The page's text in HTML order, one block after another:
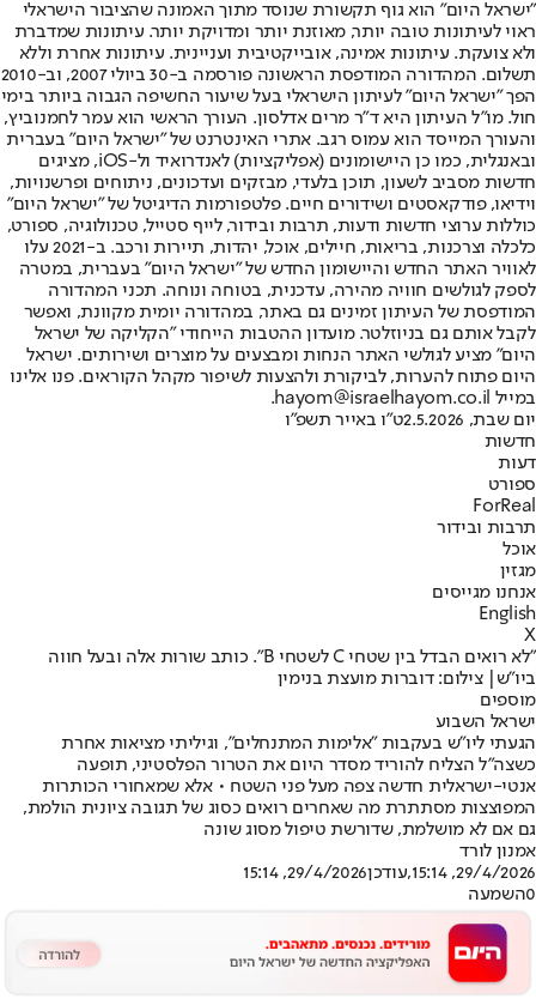
"ישראל היום" הוא גוף תקשורת שנוסד מתוך האמונה שהציבור הישראלי
ראוי לעיתונות טובה יותר, מאוזנת יותר ומדויקת יותר. עיתונות שמדברת
ולא צועקת. עיתונות אמינה, אובייקטיבית ועניינית. עיתונות אחרת וללא
תשלום. המהדורה המודפסת הראשונה פורסמה ב-30 ביולי 2007, וב-2010
הפך "ישראל היום" לעיתון הישראלי בעל שיעור החשיפה הגבוה ביותר בימי
חול. מו"ל העיתון היא ד"ר מרים אדלסון. העורך הראשי הוא עמר לחמנוביץ,
והעורך המייסד הוא עמוס רגב. אתרי האינטרנט של "ישראל היום" בעברית
ובאנגלית, כמו כן היישומונים (אפליקציות) לאנדרואיד ול-iOS, מציגים
חדשות מסביב לשעון, תוכן בלעדי, מבזקים ועדכונים, ניתוחים ופרשנויות,
וידיאו, פודקאסטים ושידורים חיים. פלטפורמות הדיגיטל של "ישראל היום"
כוללות ערוצי חדשות ודעות, תרבות ובידור, לייף סטייל, טכנולוגיה, ספורט,
כלכלה וצרכנות, בריאות, חיילים, אוכל, יהדות, תיירות ורכב. ב-2021 עלו
לאוויר האתר החדש והיישומון החדש של "ישראל היום" בעברית, במטרה
לספק לגולשים חוויה מהירה, עדכנית, בטוחה ונוחה. תכני המהדורה
המודפסת של העיתון זמינים גם באתר, במהדורה יומית מקוונת, ואפשר
לקבל אותם גם בניוזלטר. מועדון ההטבות הייחודי "הקליקה של ישראל
היום" מציע לגולשי האתר הנחות ומבצעים על מוצרים ושירותים. ישראל
היום פתוח להערות, לביקורת ולהצעות לשיפור מקהל הקוראים. פנו אלינו
במייל hayom@israelhayom.co.il.
יום שבת, 2.5.2026
ט"ו באייר תשפ"ו
חדשות
דעות
ספורט
ForReal
תרבות ובידור
אוכל
מגזין
אנחנו מגייסים
English
X
"לא רואים הבדל בין שטחי C לשטחי B". כותב שורות אלה ובעל חווה
ביו"ש| צילום: דוברות מועצת בנימין
מוספים
ישראל השבוע
הגעתי ליו"ש בעקבות "אלימות המתנחלים", וגיליתי מציאות אחרת
כשצה"ל הצליח להוריד מסדר היום את הטרור הפלסטיני, תופעה
אנטי-ישראלית חדשה צפה מעל פני השטח • אלא שמאחורי הכותרות
המפוצצות מסתתרת מה שאחרים רואים כסוג של תגובה ציונית הולמת,
גם אם לא מושלמת, שדורשת טיפול מסוג שונה
אמנון לורד
29/4/2026, 15:14
,עודכן29/4/2026, 15:14
0השמעה